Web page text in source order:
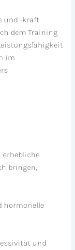
und -kraft
dem Training
im
erhebliche
bringen,
hormonelle
und